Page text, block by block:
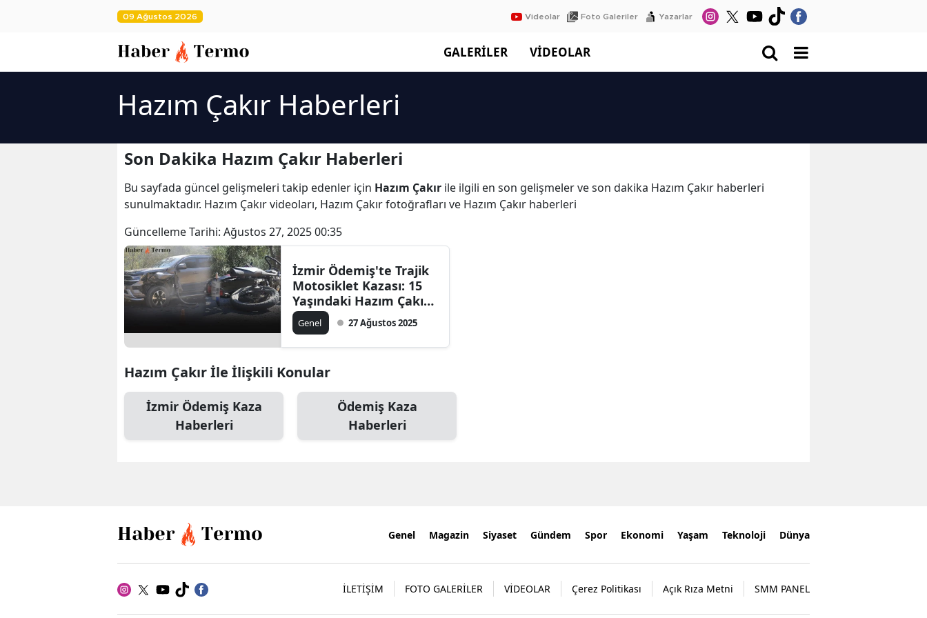
09 Ağustos 2026 Videolar Foto Galeriler Yazarlar
GALERİLER VİDEOLAR
Hazım Çakır Haberleri
Son Dakika Hazım Çakır Haberleri
Bu sayfada güncel gelişmeleri takip edenler için Hazım Çakır ile ilgili en son gelişmeler ve son dakika Hazım Çakır haberleri
sunulmaktadır. Hazım Çakır videoları, Hazım Çakır fotoğrafları ve Hazım Çakır haberleri
Güncelleme Tarihi: Ağustos 27, 2025 00:35
İzmir Ödemiş'te Trajik
Motosiklet Kazası: 15
Yaşındaki Hazım Çakır
Hayatını Kaybetti
Genel 27 Ağustos 2025
Hazım Çakır İle İlişkili Konular
İzmir Ödemiş Kaza
Haberleri
Ödemiş Kaza
Haberleri
Genel Magazin Siyaset Gündem Spor Ekonomi Yaşam Teknoloji Dünya
İLETİŞİM FOTO GALERİLER VİDEOLAR Çerez Politikası Açık Rıza Metni SMM PANEL